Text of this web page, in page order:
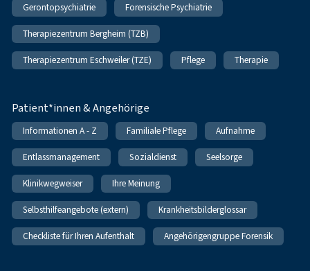
Gerontopsychiatrie Forensische Psychiatrie
Therapiezentrum Bergheim (TZB)
Therapiezentrum Eschweiler (TZE) Pflege Therapie
Patient*innen & Angehörige
Informationen A - Z Familiale Pflege Aufnahme
Entlassmanagement Sozialdienst Seelsorge
Klinikwegweiser Ihre Meinung
Selbsthilfeangebote (extern) Krankheitsbilderglossar
Checkliste für Ihren Aufenthalt Angehörigengruppe Forensik